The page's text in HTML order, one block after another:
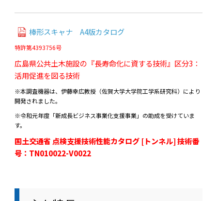
棒形スキャナ A4版カタログ
特許第4393756号
広島県公共土木施設の『長寿命化に資する技術』区分3：
活用促進を図る技術
※本調査機器は、伊藤幸広教授（佐賀大学大学院工学系研究科）により
開発されました。
※令和元年度「新成長ビジネス事業化支援事業」の助成を受けていま
す。
国土交通省 点検支援技術性能カタログ [トンネル] 技術番
号：TN010022-V0022